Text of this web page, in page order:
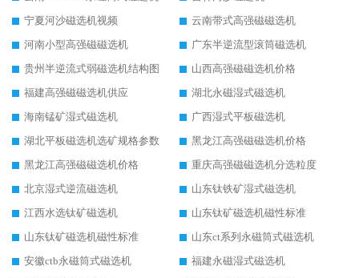
宁夏河沙磁选机视频
云南带式高强磁磁选机
河南小型高强磁磁选机
广东半逆流型滚筒磁选机
贵州半逆流式弱磁选机结构图
山西高强磁磁选机价格
福建高强磁磁选机供应
湖北永磁湿式磁选机
海南锰矿湿式磁选机
广西湿式平板磁选机
湖北平板磁选机选矿规格参数
黑龙江高强磁磁选机价格
黑龙江高强磁磁选机价格
重庆高强磁磁选机分选粒度
北京湿式逆流磁选机
山东钛铁矿湿式磁选机
江西水选钛矿磁选机
山东钛矿磁选机磁性标准
山东钛矿磁选机磁性标准
山东ct系列永磁筒式磁选机
安徽ctb永磁筒式磁选机
福建永磁湿式磁选机